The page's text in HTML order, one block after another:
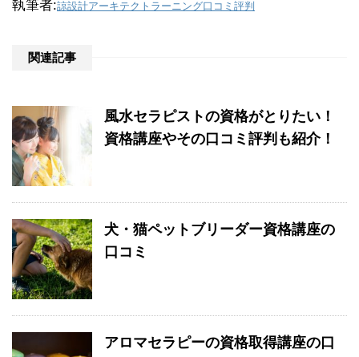
執筆者:諒設計アーキテクトラーニング口コミ評判
関連記事
風水セラピストの資格がとりたい！
資格講座やその口コミ評判も紹介！
犬・猫ペットブリーダー資格講座の
口コミ
アロマセラピーの資格取得講座の口